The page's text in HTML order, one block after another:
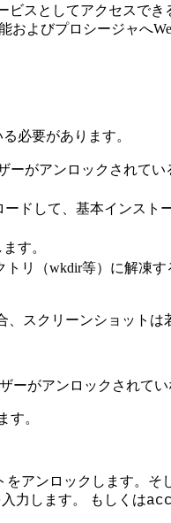
ビスとしてアクセスで
よびプロシージャへ
必要があります。
ーがアンロックされてい
ードして、基本インスト
す。
リ（wkdir等）に解凍す
、スクリーンショットは
ーがアンロックされて
す。
アンロックします。そ
力します。 もしくは